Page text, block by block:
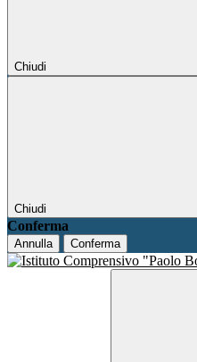
Chiudi
Chiudi
Conferma
Annulla Conferma